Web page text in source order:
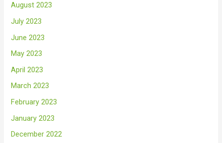
August 2023
July 2023
June 2023
May 2023
April 2023
March 2023
February 2023
January 2023
December 2022